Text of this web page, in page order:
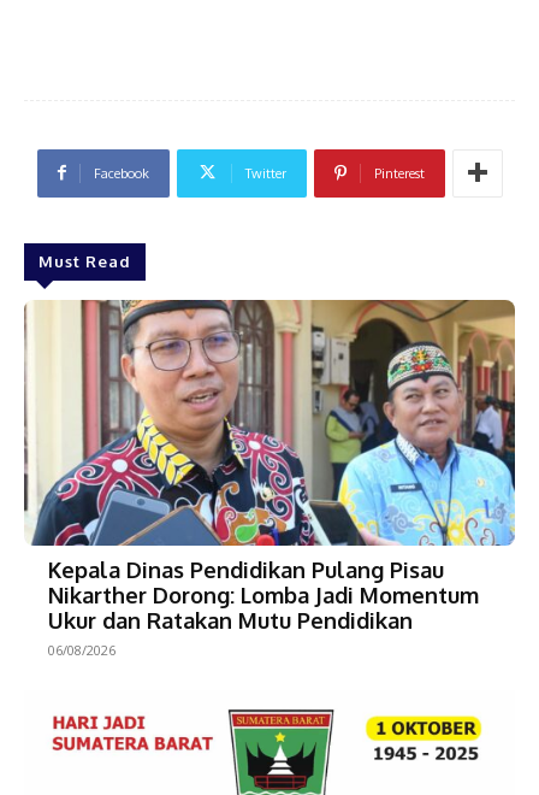
Facebook Twitter Pinterest
Must Read
Kepala Dinas Pendidikan Pulang Pisau
Nikarther Dorong: Lomba Jadi Momentum
Ukur dan Ratakan Mutu Pendidikan
06/08/2026